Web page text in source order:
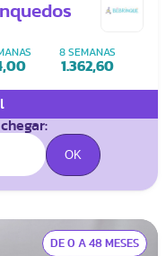
8 SEMANAS
1.362,60
DE 0 A 48 MESES